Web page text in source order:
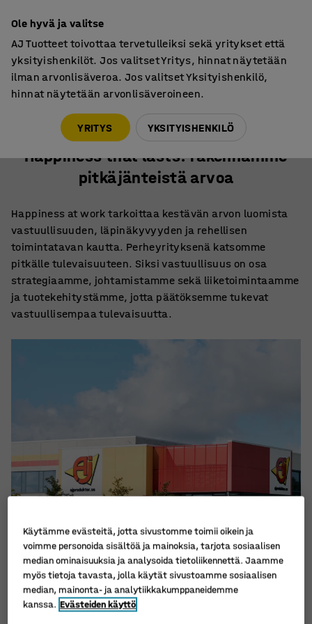
Happiness that lasts: rakennamme pitkäjänteistä arvoa
Happiness that lasts: rakennamme
pitkäjänteistä arvoa
Happiness at work tarkoittaa kestävän arvon luomista
vastuullisuuden, läpinäkyvyyden ja rehellisen
toimintatavan kautta. Perheyrityksenä katsomme
pitkälle tulevaisuuteen. Siksi vastuullisuus on osa
strategiaamme, johtamistamme sekä liiketoimintaamme
ja tuotekehitystämme, jotta päätöksemme tukevat
vastuullisempaa tulevaisuutta.
Ole hyvä ja valitse
AJ Tuotteet toivottaa tervetulleiksi sekä yritykset että
yksityishenkilöt. Jos valitset Yritys, hinnat näytetään
ilman arvonlisäveroa. Jos valitset Yksityishenkilö,
hinnat näytetään arvonlisäveroineen.
YRITYS YKSITYISHENKILÖ
Käytämme evästeitä, jotta sivustomme toimii oikein ja
voimme personoida sisältöä ja mainoksia, tarjota sosiaalisen
median ominaisuuksia ja analysoida tietoliikennettä. Jaamme
myös tietoja tavasta, jolla käytät sivustoamme sosiaalisen
median, mainonta- ja analytiikkakumppaneidemme
kanssa. Evästeiden käyttö